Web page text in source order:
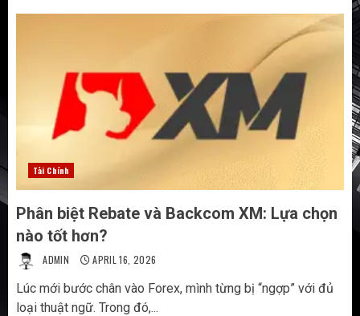
Tài Chính
Phân biệt Rebate và Backcom XM: Lựa chọn
nào tốt hơn?
ADMIN APRIL 16, 2026
Lúc mới bước chân vào Forex, mình từng bị “ngợp” với đủ
loại thuật ngữ. Trong đó,...